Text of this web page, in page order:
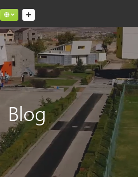
Social links dropdown button
Blog